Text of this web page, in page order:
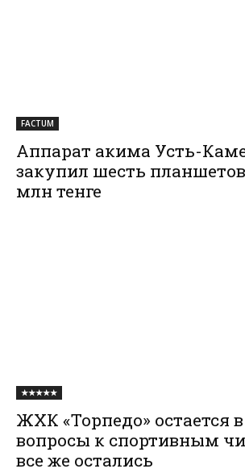
FACTUM
Аппарат акима Усть-
закупил шесть
млн тенге
★★★★★
ЖХК «Торпедо» остается
вопросы к спортивным
все же остались